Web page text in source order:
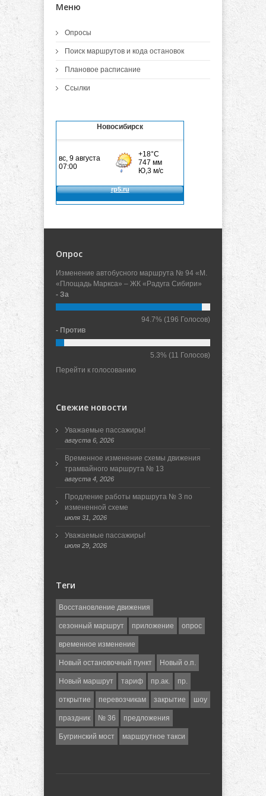
Меню
Опросы
Поиск маршрутов и кода остановок
Плановое расписание
Ссылки
Новосибирск
Опрос
Изменение автобусного маршрута № 94 «М.
«Площадь Маркса» – ЖК «Радуга Сибири»
- За
94.7% (196 Голосов)
- Против
5.3% (11 Голосов)
Перейти к голосованию
Свежие новости
Уважаемые пассажиры!
августа 6, 2026
Временное изменение схемы движения
трамвайного маршрута № 13
августа 4, 2026
Продление работы маршрута № 3 по
измененной схеме
июля 31, 2026
Уважаемые пассажиры!
июля 29, 2026
Теги
Восстановление движения
сезонный маршрут приложение опрос
временное изменение
Новый остановочный пункт Новый о.п.
Новый маршрут тариф пр.ак. пр.
открытие перевозчикам закрытие шоу
праздник № 36 предложения
Бугринский мост маршрутное такси